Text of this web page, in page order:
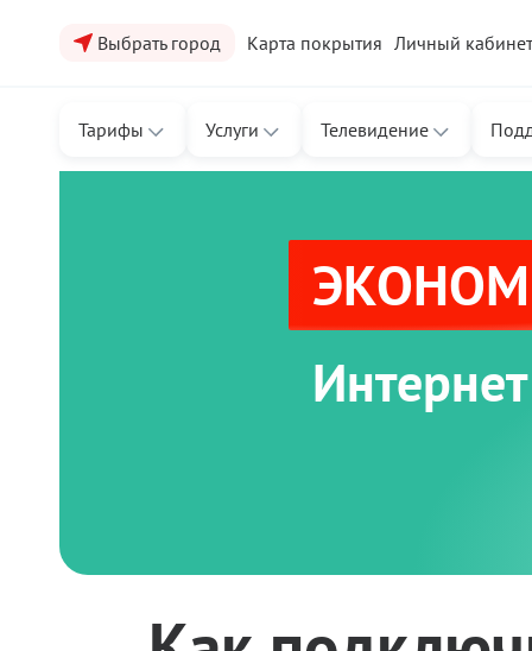
Выбрать город Карта покрытия Личный кабинет
Тарифы Услуги Телевидение